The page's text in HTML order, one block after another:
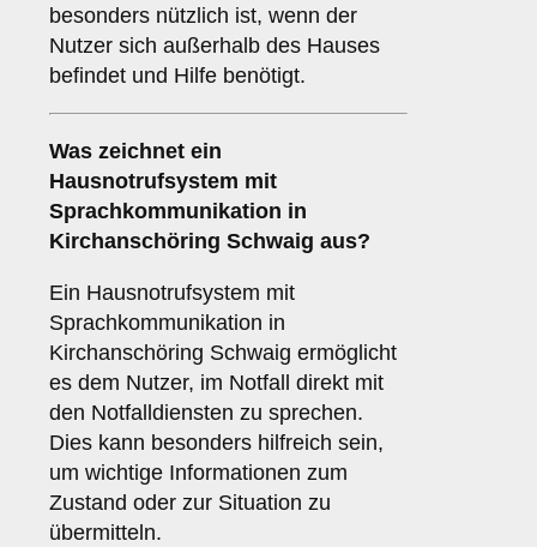
besonders nützlich ist, wenn der
Nutzer sich außerhalb des Hauses
befindet und Hilfe benötigt.
Was zeichnet ein
Hausnotrufsystem mit
Sprachkommunikation in
Kirchanschöring Schwaig aus?
Ein Hausnotrufsystem mit
Sprachkommunikation in
Kirchanschöring Schwaig ermöglicht
es dem Nutzer, im Notfall direkt mit
den Notfalldiensten zu sprechen.
Dies kann besonders hilfreich sein,
um wichtige Informationen zum
Zustand oder zur Situation zu
übermitteln.